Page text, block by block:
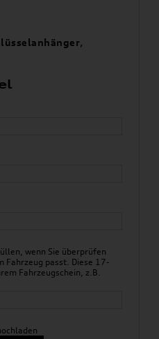
,
wenn Sie überprüfen
Fahrzeug passt. Diese 17-
Fahrzeugschein, z.B.